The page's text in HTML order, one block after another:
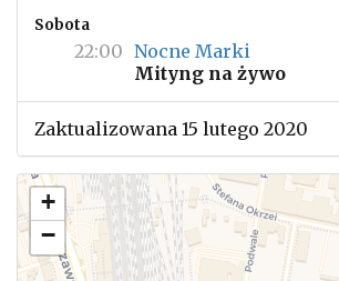
Sobota
22:00 Nocne Marki
Mityng na żywo
Zaktualizowana 15 lutego 2020
+
−